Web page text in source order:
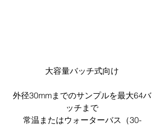
大容量バッチ式向け
外径30mmまでのサンプルを最大64バ
ッチまで
常温またはウォーターバス（30-